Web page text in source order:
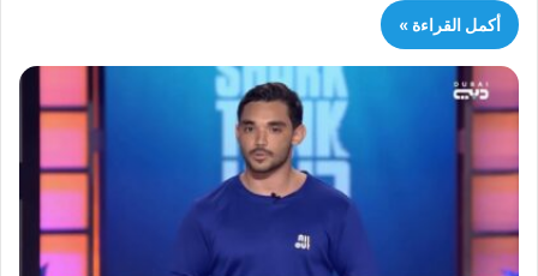
أكمل القراءة »